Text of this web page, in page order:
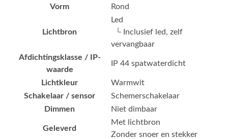
Vorm Rond
Lichtbron
Led
└ Inclusief led, zelf
vervangbaar
Afdichtingsklasse / IP-
waarde
IP 44 spatwaterdicht
Lichtkleur
Warmwit
Schakelaar / sensor
Schemerschakelaar
Dimmen
Niet dimbaar
Geleverd
Met lichtbron
Zonder snoer en stekker